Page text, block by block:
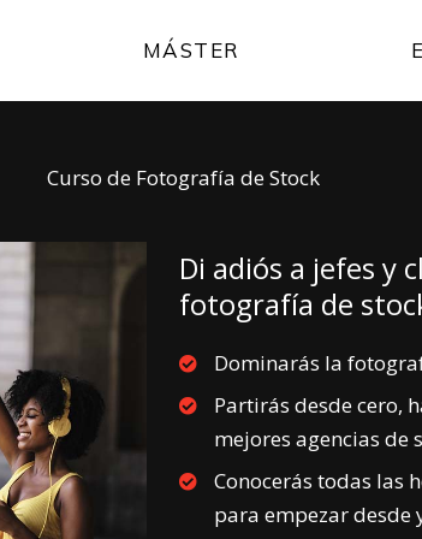
MÁSTER
Curso de Fotografía de Stock
Di adiós a jefes y
fotografía de
Dominarás la
Partirás desde cero,
mejores agencias de
Conocerás todas las
para empezar desde